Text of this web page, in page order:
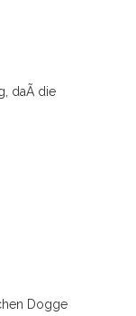
daÃ die
Dogge